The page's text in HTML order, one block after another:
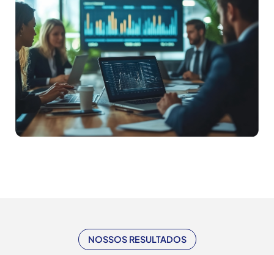
NOSSOS RESULTADOS